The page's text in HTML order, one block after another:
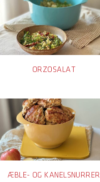
ORZOSALAT
ÆBLE- OG KANELSNURRER